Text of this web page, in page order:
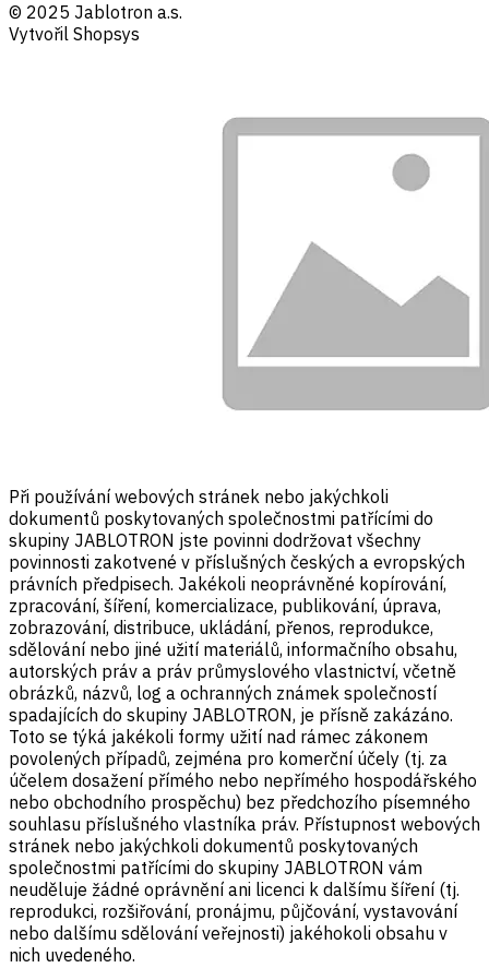
© 2025 Jablotron a.s.
Vytvořil Shopsys
Při používání webových stránek nebo jakýchkoli
dokumentů poskytovaných společnostmi patřícími do
skupiny JABLOTRON jste povinni dodržovat všechny
povinnosti zakotvené v příslušných českých a evropských
právních předpisech. Jakékoli neoprávněné kopírování,
zpracování, šíření, komercializace, publikování, úprava,
zobrazování, distribuce, ukládání, přenos, reprodukce,
sdělování nebo jiné užití materiálů, informačního obsahu,
autorských práv a práv průmyslového vlastnictví, včetně
obrázků, názvů, log a ochranných známek společností
spadajících do skupiny JABLOTRON, je přísně zakázáno.
Toto se týká jakékoli formy užití nad rámec zákonem
povolených případů, zejména pro komerční účely (tj. za
účelem dosažení přímého nebo nepřímého hospodářského
nebo obchodního prospěchu) bez předchozího písemného
souhlasu příslušného vlastníka práv. Přístupnost webových
stránek nebo jakýchkoli dokumentů poskytovaných
společnostmi patřícími do skupiny JABLOTRON vám
neuděluje žádné oprávnění ani licenci k dalšímu šíření (tj.
reprodukci, rozšiřování, pronájmu, půjčování, vystavování
nebo dalšímu sdělování veřejnosti) jakéhokoli obsahu v
nich uvedeného.